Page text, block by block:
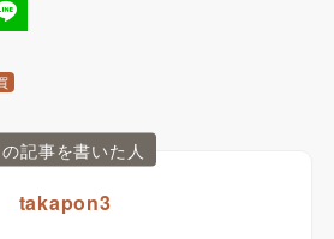
の記事を書いた人
takapon3